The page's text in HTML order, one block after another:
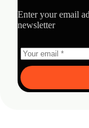
Enter your email
newsletter